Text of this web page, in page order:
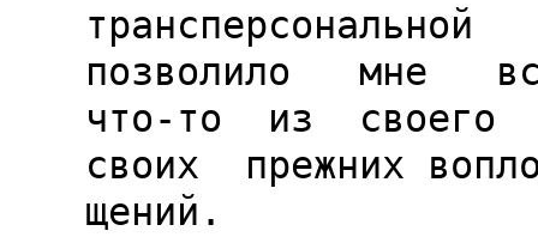
позволило   мне
что-то  из  своего
своих  прежних
щений.